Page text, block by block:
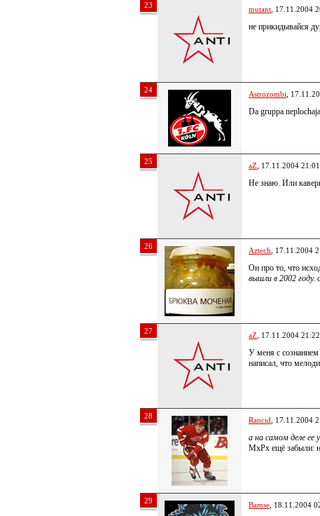
23 mutant , 17.11.2004
не прикидывайся
24 Astrozombi ,
Da gruppa
25 aZ , 17.11.2004 21:01
Не знаю. Или
26 Aztech , 17.11.2004
Он про то, что
вышли в 2002 году.
27 aZ , 17.11.2004 21:22
У меня с
написал, что
28 Rancid , 17.11.2004
а на самом деле ее
MxPx ещё забыли:
29 Bamse , 18.11.2004